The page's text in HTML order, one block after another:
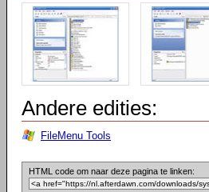
Andere edities:
FileMenu Tools
HTML code om naar deze pagina te linken: